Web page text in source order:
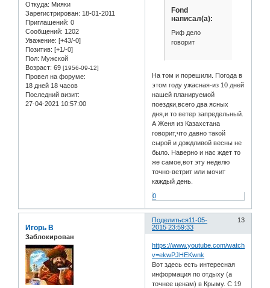
Откуда: Мияки
Зарегистрирован: 18-01-2011
Приглашений: 0
Сообщений: 1202
Уважение: [+43/-0]
Позитив: [+1/-0]
Пол: Мужской
Возраст: 69 [1956-09-12]
Провел на форуме:
18 дней 18 часов
Последний визит:
27-04-2021 10:57:00
Fond
написал(а):
Риф дело
говорит
На том и порешили. Погода в
этом году ужасная-из 10 дней
нашей планируемой
поездки,всего два ясных
дня,и то ветер запредельный.
А Женя из Казахстана
говорит,что давно такой
сырой и дождливой весны не
было. Наверно и нас ждет то
же самое,вот эту неделю
точно-ветрит или мочит
каждый день.
0
Поделиться 13
11-05-
2015 23:59:33
Игорь В
Заблокирован
https://www.youtube.com/watch?
v=ekwPJHEKwnk
Вот здесь есть интересная
информация по отдыху (а
точнее ценам) в Крыму. С 19